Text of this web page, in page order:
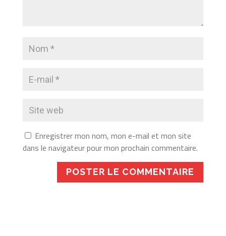
Enregistrer mon nom, mon e-mail et mon site
dans le navigateur pour mon prochain commentaire.